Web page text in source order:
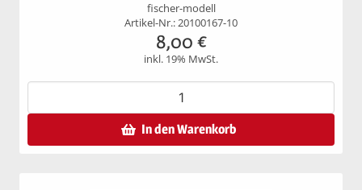
fischer-modell
Artikel-Nr.: 20100167-10
8,00 €
inkl. 19% MwSt.
In den Warenkorb